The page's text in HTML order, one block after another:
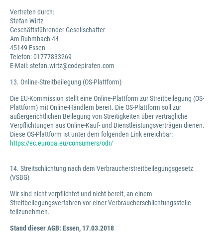
Vertreten durch:
Stefan Wirtz
Geschäftsführender Gesellschafter
Am Ruhmbach 44
45149 Essen
Telefon: 01777833269
E-Mail: stefan.wirtz@codepiraten.com
13. Online-Streitbeilegung (OS-Plattform)
Die EU-Kommission stellt eine Online-Plattform zur Streitbeilegung (OS-
Plattform) mit Online-Händlern bereit. Die OS-Plattform soll zur
außergerichtlichen Beilegung von Streitigkeiten über vertragliche
Verpflichtungen aus Online-Kauf- und Dienstleistungsverträgen dienen.
Diese OS-Plattform ist unter dem folgenden Link erreichbar:
https://ec.europa.eu/consumers/odr/
14. Streitschlichtung nach dem Verbraucherstreitbeilegungsgesetz
(VSBG)
Wir sind nicht verpflichtet und nicht bereit, an einem
Streitbeilegungsverfahren vor einer Verbraucherschlichtungsstelle
teilzunehmen.
Stand dieser AGB: Essen, 17.03.2018